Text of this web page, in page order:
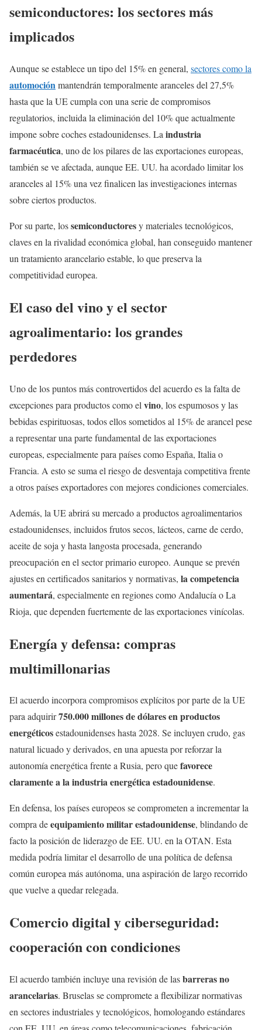
semiconductores: los sectores más
implicados
Aunque se establece un tipo del 15% en general, sectores como la
automociónmantendrán temporalmente aranceles del 27,5%
hasta que la UE cumpla con una serie de compromisos
regulatorios, incluida la eliminación del 10% que actualmente
impone sobre coches estadounidenses. La industria
farmacéutica, uno de los pilares de las exportaciones europeas,
también se ve afectada, aunque EE. UU. ha acordado limitar los
aranceles al 15% una vez finalicen las investigaciones internas
sobre ciertos productos.
Por su parte, lossemiconductoresy materiales tecnológicos,
claves en la rivalidad económica global, han conseguido mantener
un tratamiento arancelario estable, lo que preserva la
competitividad europea.
El caso del vino y el sector
agroalimentario: los grandes
perdedores
Uno de los puntos más controvertidos del acuerdo es la falta de
excepciones para productos como el vino, los espumosos y las
bebidas espirituosas, todos ellos sometidos al 15% de arancel pese
a representar una parte fundamental de las exportaciones
europeas, especialmente para países como España, Italia o
Francia. A esto se suma el riesgo de desventaja competitiva frente
a otros países exportadores con mejores condiciones comerciales.
Además, la UE abrirá su mercado a productos agroalimentarios
estadounidenses, incluidos frutos secos, lácteos, carne de cerdo,
aceite de soja y hasta langosta procesada, generando
preocupación en el sector primario europeo. Aunque se prevén
ajustes en certificados sanitarios y normativas, la competencia
aumentará, especialmente en regiones como Andalucía o La
Rioja, que dependen fuertemente de las exportaciones vinícolas.
Energía y defensa: compras
multimillonarias
El acuerdo incorpora compromisos explícitos por parte de la UE
para adquirir750.000 millones de dólares en productos
energéticosestadounidenses hasta 2028. Se incluyen crudo, gas
natural licuado y derivados, en una apuesta por reforzar la
autonomía energética frente a Rusia, pero quefavorece
claramente a la industria energética estadounidense.
En defensa, los países europeos se comprometen a incrementar la
compra deequipamiento militar estadounidense, blindando de
facto la posición de liderazgo de EE. UU. en la OTAN. Esta
medida podría limitar el desarrollo de una política de defensa
común europea más autónoma, una aspiración de largo recorrido
que vuelve a quedar relegada.
Comercio digital y ciberseguridad:
cooperación con condiciones
El acuerdo también incluye una revisión de lasbarreras no
arancelarias. Bruselas se compromete a flexibilizar normativas
en sectores industriales y tecnológicos, homologando estándares